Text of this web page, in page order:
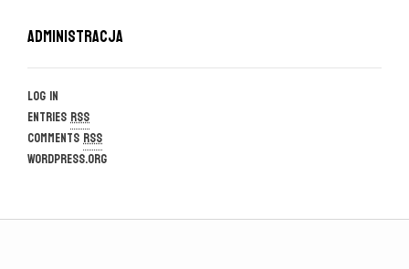
Administracja
Log in
EntriesRSS
CommentsRSS
WordPress.org